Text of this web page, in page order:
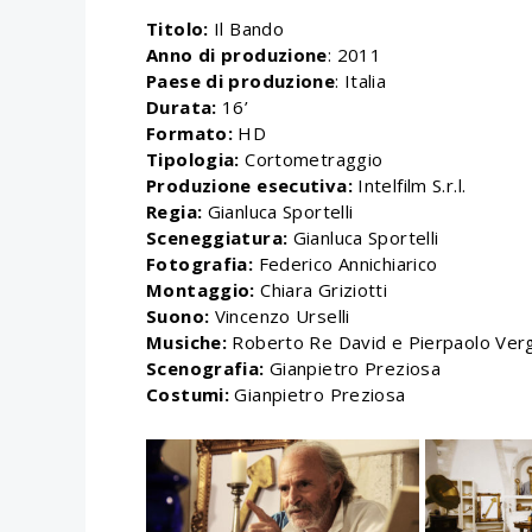
Titolo: Il Bando
Anno di produzione: 2011
Paese di produzione: Italia
Durata: 16’
Formato: HD
Tipologia:Cortometraggio
Produzione esecutiva:Intelfilm S.r.l.
Regia: Gianluca Sportelli
Sceneggiatura: Gianluca Sportelli
Fotografia: Federico Annichiarico
Montaggio: Chiara Griziotti
Suono: Vincenzo Urselli
Musiche: Roberto Re David e Pierpaolo
Scenografia: Gianpietro Preziosa
Costumi: Gianpietro Preziosa